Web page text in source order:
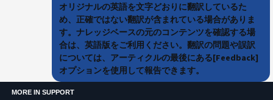
オリジナルの英語を文字どおりに翻訳しているた
め、正確ではない翻訳が含まれている場合がありま
す。ナレッジベースの元のコンテンツを確認する場
合は、英語版をご利用ください。翻訳の問題や誤訳
については、アーティクルの最後にある[Feedback]
オプションを使用して報告できます。
MORE IN SUPPORT